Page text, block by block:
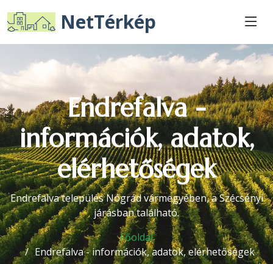
NetTérkép
Endrefalva -
információk, adatok,
elérhetőségek
Endrefalva település Nógrád vármegyében, a Szécsényi
járásban található.
Főoldal
Endrefalva - információk, adatok, elérhetőségek